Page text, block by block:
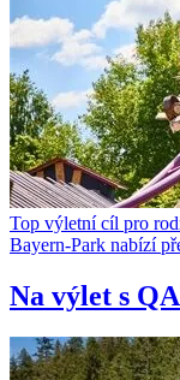
Top výletní cíl pro
Bayern-Park nabízí
Na výlet s